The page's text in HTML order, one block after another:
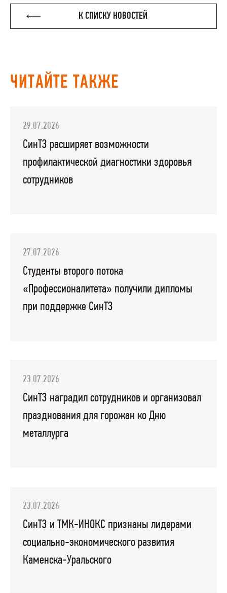
К СПИСКУ НОВОСТЕЙ
ЧИТАЙТЕ ТАКЖЕ
29.07.2026
СинТЗ расширяет возможности
профилактической диагностики здоровья
сотрудников
27.07.2026
Студенты второго потока
«Профессионалитета» получили дипломы
при поддержке СинТЗ
23.07.2026
СинТЗ наградил сотрудников и организовал
празднования для горожан ко Дню
металлурга
23.07.2026
СинТЗ и ТМК-ИНОКС признаны лидерами
социально-экономического развития
Каменска-Уральского